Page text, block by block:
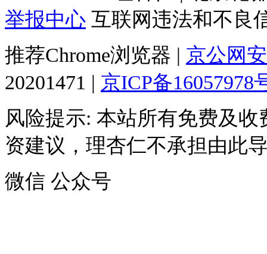
举报中心 互联网违法和不良
推荐Chrome浏览器 | 京公网
20201471 | 京ICP备16057978
风险提示: 本站所有免费及收
资建议，理杏仁不承担由此
微信 公众号